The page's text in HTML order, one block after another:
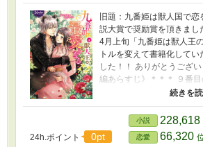
旧題：九番姫は獣人国で
説大賞で奨励賞を頂きま
4月上旬「九番姫は獣人王
トルを変えて書籍化してい
した！！ ありがとうござ
編あらすじ》＊＊＊ ９番目
王より獣人国へ嫁ぐように
た母国に未練は無し、どん
意気揚々と旅立ったアナベ
人国は暖かく平和な国だっ
逞しい獣人王シメオンは、
24h.ポイント 0pt
小説 228,618
恋愛 66,320